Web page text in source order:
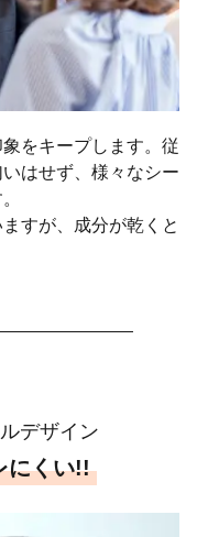
をキープします。従
はせず、様々なシー
すが、成分が乾くと
デザイン
にくい!!